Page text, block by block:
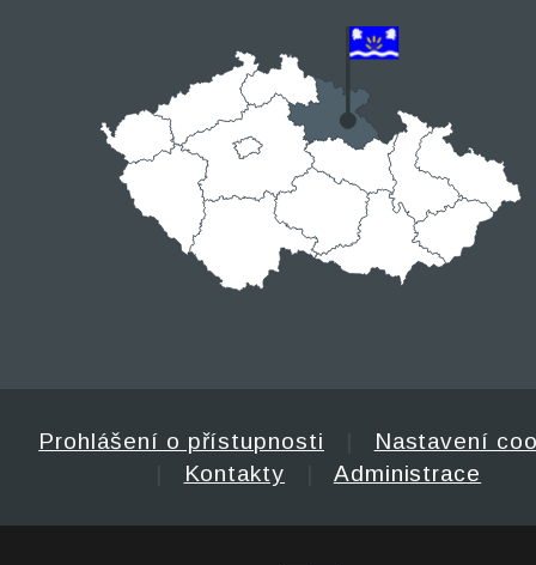
Prohlášení o přístupnosti
Nastavení
Kontakty Administrace